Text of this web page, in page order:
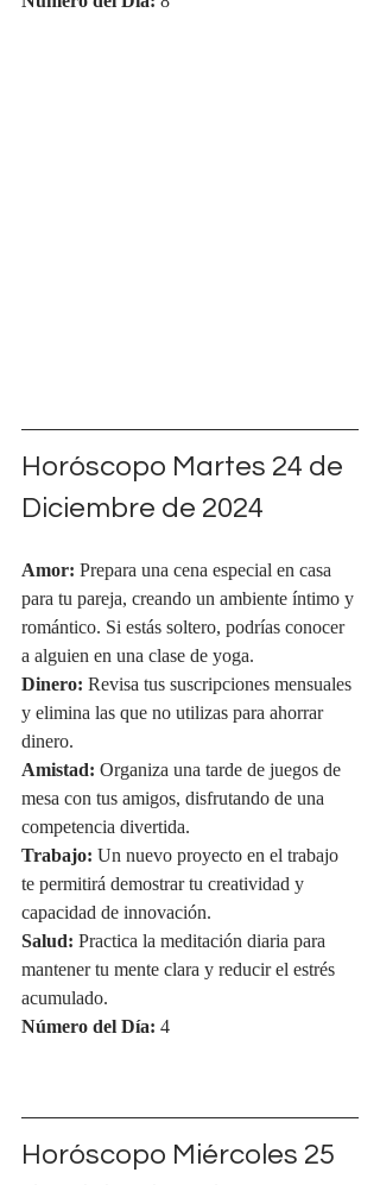
Horóscopo Martes 24 de
Diciembre de 2024
Amor: Prepara una cena especial en casa
para tu pareja, creando un ambiente íntimo y
romántico. Si estás soltero, podrías conocer
a alguien en una clase de yoga.
Dinero: Revisa tus suscripciones mensuales
y elimina las que no utilizas para ahorrar
dinero.
Amistad: Organiza una tarde de juegos de
mesa con tus amigos, disfrutando de una
competencia divertida.
Trabajo: Un nuevo proyecto en el trabajo
te permitirá demostrar tu creatividad y
capacidad de innovación.
Salud: Practica la meditación diaria para
mantener tu mente clara y reducir el estrés
acumulado.
Número del Día: 4
Horóscopo Miércoles 25